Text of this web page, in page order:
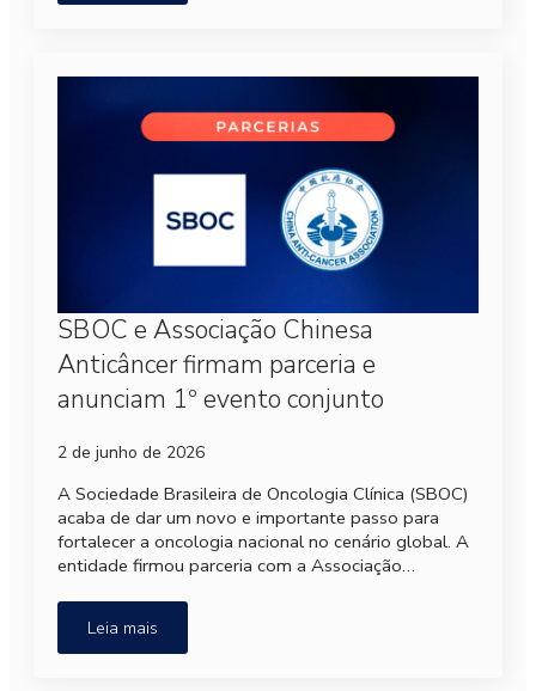
SBOC e Associação Chinesa
Anticâncer firmam parceria e
anunciam 1º evento conjunto
2 de junho de 2026
A Sociedade Brasileira de Oncologia Clínica (SBOC)
acaba de dar um novo e importante passo para
fortalecer a oncologia nacional no cenário global. A
entidade firmou parceria com a Associação…
Leia mais